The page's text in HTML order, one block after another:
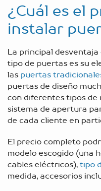
¿Cuál es el
instalar
La principal
tipo de puertas es su
las puertas
puertas de diseño
con diferentes tipos de
sistema de apertura
de cada cliente en
El precio completo
modelo escogido (una
cables eléctricos),tipo
medida, accesorios